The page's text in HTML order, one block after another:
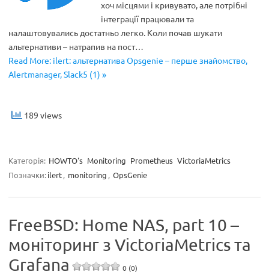
хоч місцями і кривувато, але потрібні
інтеграції працювали та
налаштовувались достатньо легко. Коли почав шукати
альтернативи – натрапив на пост…
Read More: ilert: альтернатива Opsgenie – перше знайомство,
Alertmanager, Slack5 (1) »
189 views
Категорія: HOWTO's Monitoring Prometheus VictoriaMetrics
Позначки:ilert, monitoring , OpsGenie
FreeBSD: Home NAS, part 10 –
моніторинг з VictoriaMetrics та
Grafana
0 (0)